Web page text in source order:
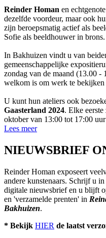
Reinder Homan en echtgenote
dezelfde voordeur, maar ook
zijn beroepsmatig actief als
Sofie als beeldhouwer in brons.
In Bakhuizen vindt u van
gemeenschappelijke
zondag van de maand (13.00 -
welkom is om werk te bekijken
U kunt hun ateliers ook
Gaasterland 2024. Elke
oktober van 13:00 tot 17:00
Lees meer
NIEUWSBRIEF
Reinder Homan exposeert
andere kunstenaars. Schrijf u
digitale nieuwsbrief en u blijft
en 'verzamelde prenten' in
Bakhuizen.
* Bekijk HIER de laatst